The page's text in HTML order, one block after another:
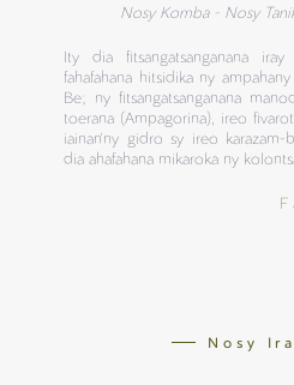
Nosy Komba - Nosy
Ity dia fitsangatsanganana
fahafahana hitsidika ny
Be; ny fitsangatsanganana
toerana (Ampagorina), ireo
iainan'ny gidro sy ireo
dia ahafahana mikaroka ny
Nosy